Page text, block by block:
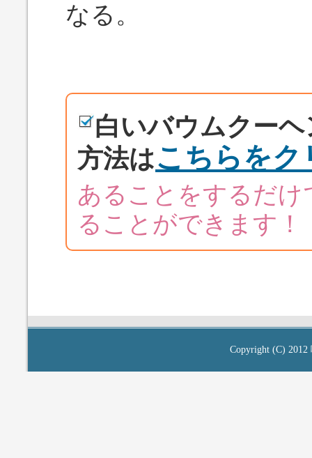
なる。
白いバウムクー
方法はこちらをク
あることをするだ
ることができます
Copyright (C) 2012